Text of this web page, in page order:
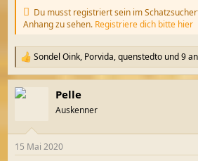
Du musst registriert sein im
Anhang zu sehen. Registriere dich bitte hier
R
e
a
k
e
Sondel Oink, Porvida,quenstedto und 9
Pelle
Auskenner
15 Mai 2020